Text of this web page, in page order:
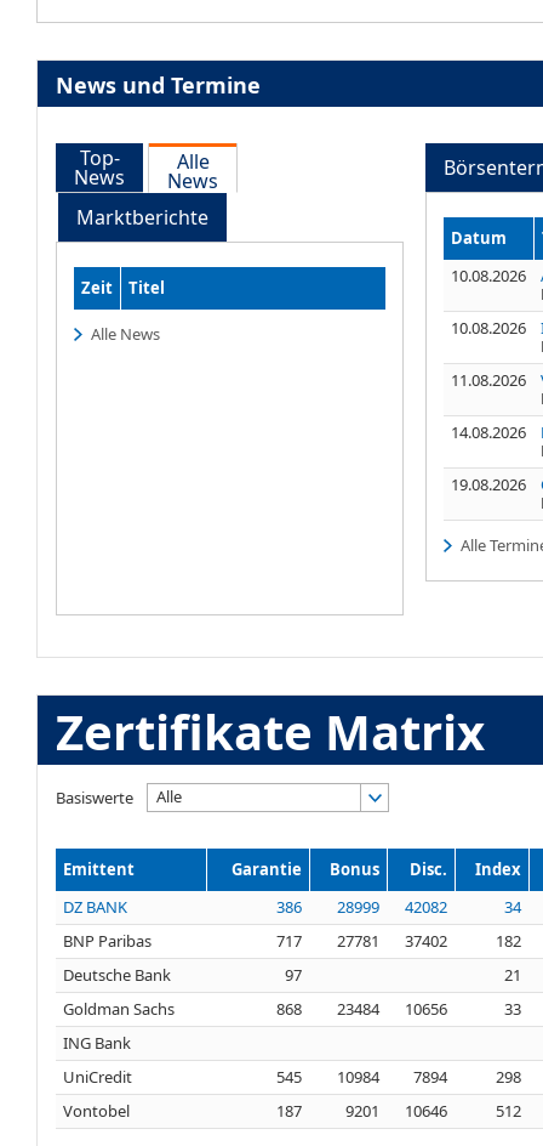
News und Termine
Top-
News
Alle
News
Marktberichte
Zeit Titel
Alle News
Datum
10.08.2026
10.08.2026
11.08.2026
14.08.2026
19.08.2026
Alle
Zertifikate Matrix
Basiswerte Alle
Emittent Garantie Bonus Disc.
Index
DZ BANK
386 28999 42082
34
BNP Paribas
717 27781 37402
182
Deutsche Bank
97
21
Goldman Sachs
868 23484 10656
33
ING Bank
UniCredit
545 10984 7894
298
Vontobel
187 9201 10646 512